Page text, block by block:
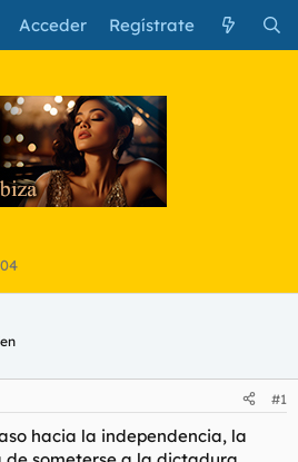
Acceder Regístrate
#1
hacia la independencia, la